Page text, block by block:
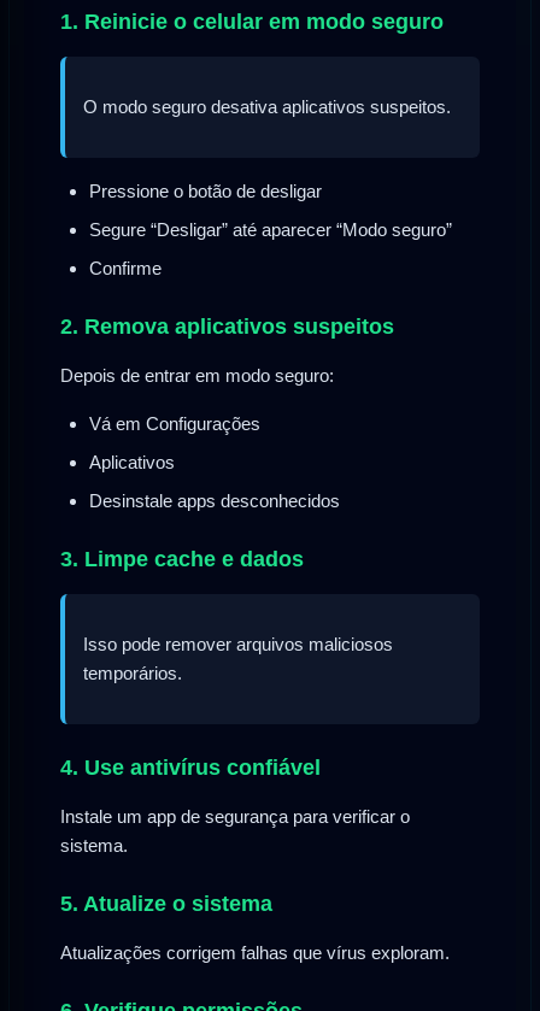
1. Reinicie o celular em modo seguro
O modo seguro desativa aplicativos suspeitos.
Pressione o botão de desligar
Segure “Desligar” até aparecer “Modo seguro”
Confirme
2. Remova aplicativos suspeitos
Depois de entrar em modo seguro:
Vá em Configurações
Aplicativos
Desinstale apps desconhecidos
3. Limpe cache e dados
Isso pode remover arquivos maliciosos
temporários.
4. Use antivírus confiável
Instale um app de segurança para verificar o
sistema.
5. Atualize o sistema
Atualizações corrigem falhas que vírus exploram.